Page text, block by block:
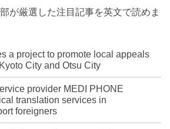
が厳選した注目記事を英文で読めま
a project to promote local appeals
City and Otsu City
provider MEDI PHONE
translation services in
foreigners